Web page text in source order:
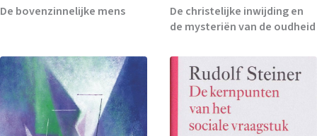
De bovenzinnelijke mens
De christelijke inwijding en
de mysteriën van de oudheid